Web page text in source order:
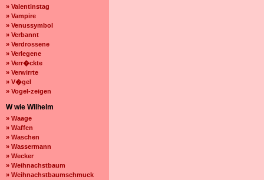
» Valentinstag
» Vampire
» Venussymbol
» Verbannt
» Verdrossene
» Verlegene
» Verr�ckte
» Verwirrte
» V�gel
» Vogel-zeigen
W wie Wilhelm
» Waage
» Waffen
» Waschen
» Wassermann
» Wecker
» Weihnachstbaum
» Weihnachstbaumschmuck